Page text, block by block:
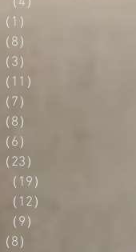
（1）
（8）
（3）
（11）
（7）
（8）
（6）
（23）
（19）
（12）
（9）
（8）